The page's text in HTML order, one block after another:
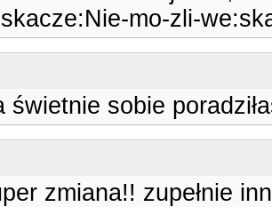
mo-zli-
świetnie sobie
zmiana!! zupełnie